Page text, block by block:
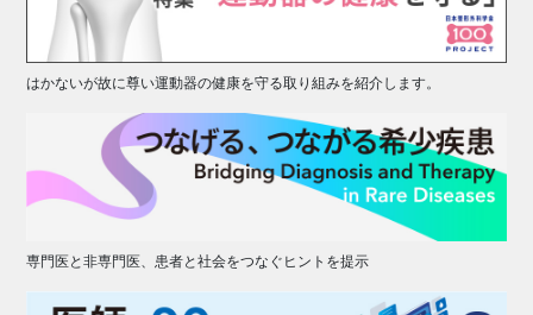
はかないが故に尊い運動器の健康を守る取り組みを紹介します。
専門医と非専門医、患者と社会をつなぐヒントを提示